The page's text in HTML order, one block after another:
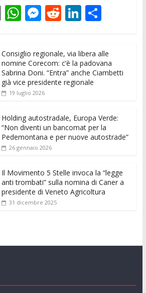
E
l
W
at
s
A
p
M
e
n
g
R
di
t
Li
k
e
dI
C
n
di
vi
Consiglio regionale, via libera alle
nomine Corecom: c’è la padovana
Sabrina Doni. “Entra” anche Ciambetti
già vice presidente regionale
19 luglio 2026
Holding autostradale, Europa Verde:
“Non diventi un bancomat per la
Pedemontana e per nuove autostrade”
26 gennaio 2026
Il Movimento 5 Stelle invoca la “legge
anti trombati” sulla nomina di Caner a
presidente di Veneto Agricoltura
31 dicembre 2025